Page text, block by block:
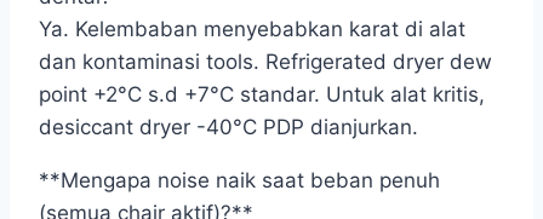
Ya. Kelembaban menyebabkan karat di alat
dan kontaminasi tools. Refrigerated dryer dew
point +2°C s.d +7°C standar. Untuk alat kritis,
desiccant dryer -40°C PDP dianjurkan.
**Mengapa noise naik saat beban penuh
(semua chair aktif)?**